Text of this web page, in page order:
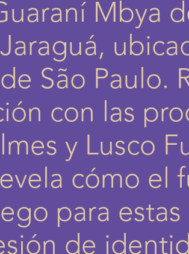
Mbya
São Paulo.
con las
y Lusco
cómo el
para estas
de